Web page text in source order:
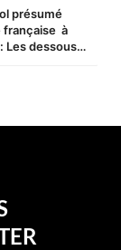
présumé
française à
Les dessous